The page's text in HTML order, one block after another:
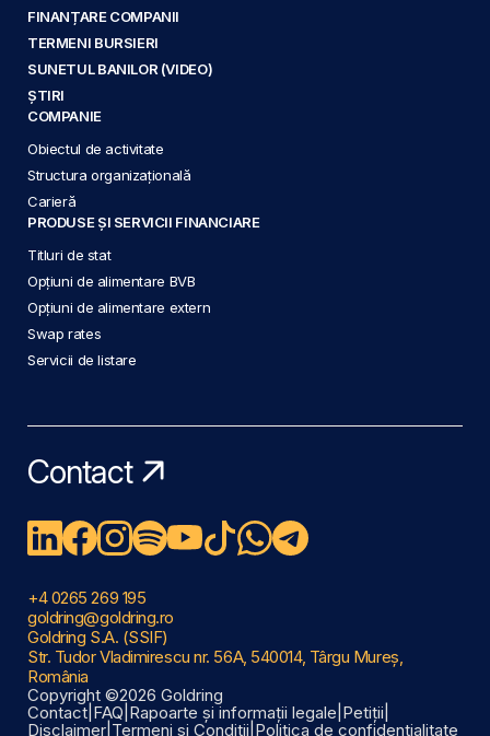
FINANȚARE COMPANII
TERMENI BURSIERI
SUNETUL BANILOR (VIDEO)
ȘTIRI
COMPANIE
Obiectul de activitate
Structura organizațională
Carieră
PRODUSE ȘI SERVICII FINANCIARE
Titluri de stat
Opțiuni de alimentare BVB
Opțiuni de alimentare extern
Swap rates
Servicii de listare
Contact
+4 0265 269 195
goldring@goldring.ro
Goldring S.A. (SSIF)
Str. Tudor Vladimirescu nr. 56A, 540014, Târgu Mureș,
România
Copyright ©2026 Goldring
Contact FAQ Rapoarte și informații legale Petiții
Disclaimer Termeni și Condiții Politica de confidențialitate